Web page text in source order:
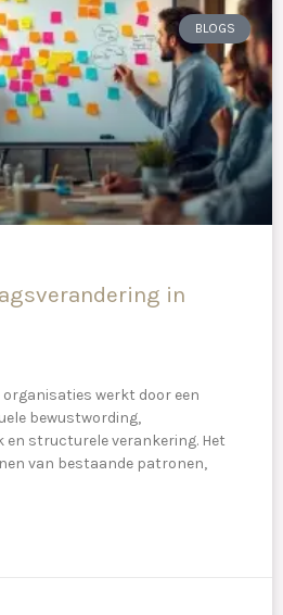
BLOGS
in
werkt door een
bewustwording,
structurele verankering. Het
van bestaande patronen,